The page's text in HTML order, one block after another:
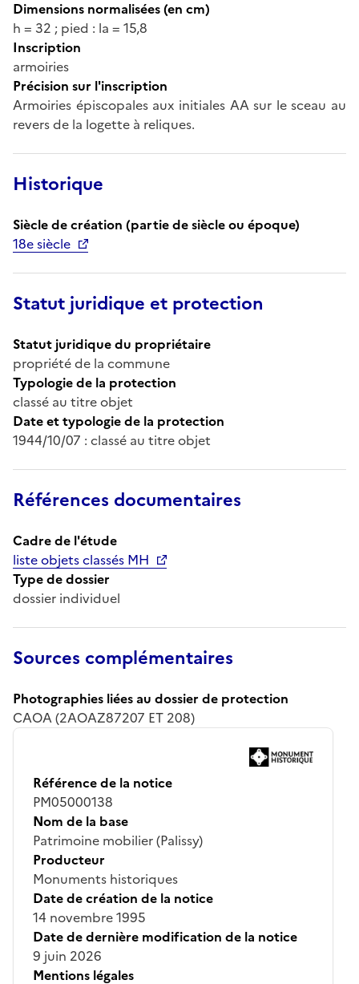
Dimensions normalisées (en cm)
h = 32 ; pied : la = 15,8
Inscription
armoiries
Précision sur l'inscription
Armoiries épiscopales aux initiales AA sur le sceau au
revers de la logette à reliques.
Historique
Siècle de création (partie de siècle ou époque)
18e siècle
Statut juridique et protection
Statut juridique du propriétaire
propriété de la commune
Typologie de la protection
classé au titre objet
Date et typologie de la protection
1944/10/07 : classé au titre objet
Références documentaires
Cadre de l'étude
liste objets classés MH
Type de dossier
dossier individuel
Sources complémentaires
Photographies liées au dossier de protection
CAOA (2AOAZ87207 ET 208)
Référence de la notice
PM05000138
Nom de la base
Patrimoine mobilier (Palissy)
Producteur
Monuments historiques
Date de création de la notice
14 novembre 1995
Date de dernière modification de la notice
9 juin 2026
Mentions légales